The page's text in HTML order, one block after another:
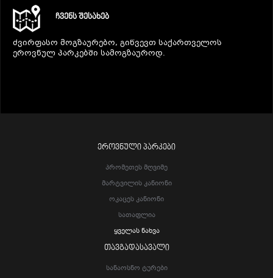
ᲩᲕᲔᲜᲡ ᲨᲔᲡᲐᲮᲔᲑ
ძვირფასო მოგზაურებო, გიწვევთ საქართველოს
ეროვნულ პარკებში სამოგზაუროდ.
ᲔᲠᲝᲕᲜᲣᲚᲘ ᲞᲐᲠᲙᲔᲑᲘ
Პრომეთეს Მღვიმე
Მარტვილის Კანიონი
Ოკაცეს Კანიონი
Სათაფლია
Ყველას Ნახვა
ᲗᲐᲕᲒᲐᲓᲐᲡᲐᲕᲐᲚᲘ
Სანაოსნო Ტურები